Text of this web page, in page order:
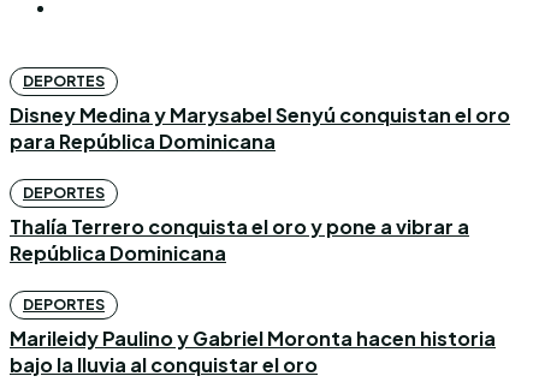
DEPORTES
Disney Medina y Marysabel Senyú conquistan el oro
para República Dominicana
DEPORTES
Thalía Terrero conquista el oro y pone a vibrar a
República Dominicana
DEPORTES
Marileidy Paulino y Gabriel Moronta hacen historia
bajo la lluvia al conquistar el oro